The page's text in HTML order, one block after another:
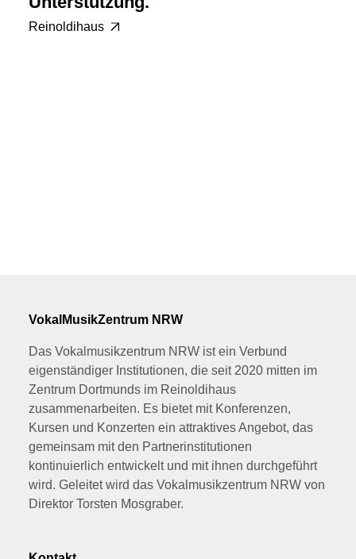
Reinoldihaus
VokalMusikZentrum NRW
Das Vokalmusikzentrum NRW ist ein Verbund
eigenständiger Institutionen, die seit 2020 mitten im
Zentrum Dortmunds im Reinoldihaus
zusammenarbeiten. Es bietet mit Konferenzen,
Kursen und Konzerten ein attraktives Angebot, das
gemeinsam mit den Partnerinstitutionen
kontinuierlich entwickelt und mit ihnen durchgeführt
wird. Geleitet wird das Vokalmusikzentrum NRW von
Direktor Torsten Mosgraber.